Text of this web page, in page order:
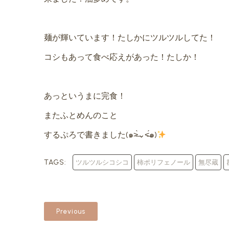
麺が輝いています！たしかにツルツルしてた！
コシもあって食べ応えがあった！たしか！
あっというまに完食！
またふとめんのこと
するぷろで書きました(๑˃̶̀⌄˂̶́๑)
TAGS: ツルツルシコシコ 柿ポリフェノール 無尽蔵
Previous